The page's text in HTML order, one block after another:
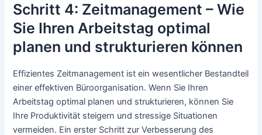
Schritt 4: Zeitmanagement – Wie
Sie Ihren Arbeitstag optimal
planen und strukturieren können
Effizientes Zeitmanagement ist ein wesentlicher Bestandteil
einer effektiven Büroorganisation. Wenn Sie Ihren
Arbeitstag optimal planen und strukturieren, können Sie
Ihre Produktivität steigern und stressige Situationen
vermeiden. Ein erster Schritt zur Verbesserung des